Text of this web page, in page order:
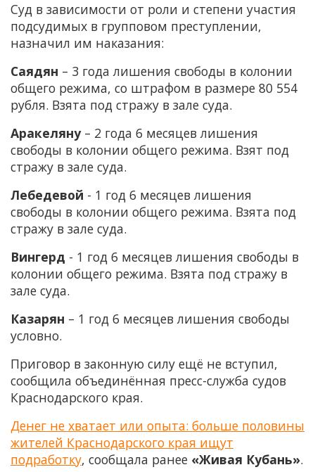
Суд в зависимости от роли и степени участия
подсудимых в групповом преступлении,
назначил им наказания:
Саядян – 3 года лишения свободы в колонии
общего режима, со штрафом в размере 80 554
рубля. Взята под стражу в зале суда.
Аракеляну– 2 года 6 месяцев лишения
свободы в колонии общего режима. Взят под
стражу в зале суда.
Лебедевой - 1 год 6 месяцев лишения
свободы в колонии общего режима. Взята под
стражу в зале суда.
Вингерд - 1 год 6 месяцев лишения свободы в
колонии общего режима. Взята под стражу в
зале суда.
Казарян – 1 год 6 месяцев лишения свободы
условно.
Приговор в законную силу ещё не вступил,
сообщила объединённая пресс-служба судов
Краснодарского края.
Денег не хватает или опыта: больше половины
жителей Краснодарского края ищут
подработку, сообщала ранее «Живая Кубань».